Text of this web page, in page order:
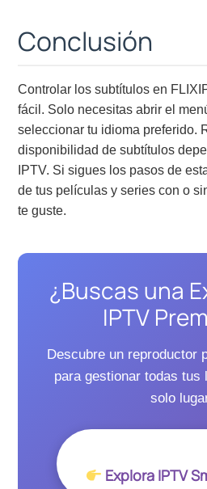
Conclusión
Controlar los subtítulos en
fácil. Solo necesitas abrir el
seleccionar tu idioma preferido.
disponibilidad de subtítulos
IPTV. Si sigues los pasos de
de tus películas y series con o
te guste.
¿Buscas una
IPTV
Descubre un reproductor
para gestionar todas tus
solo
Explora IPTV